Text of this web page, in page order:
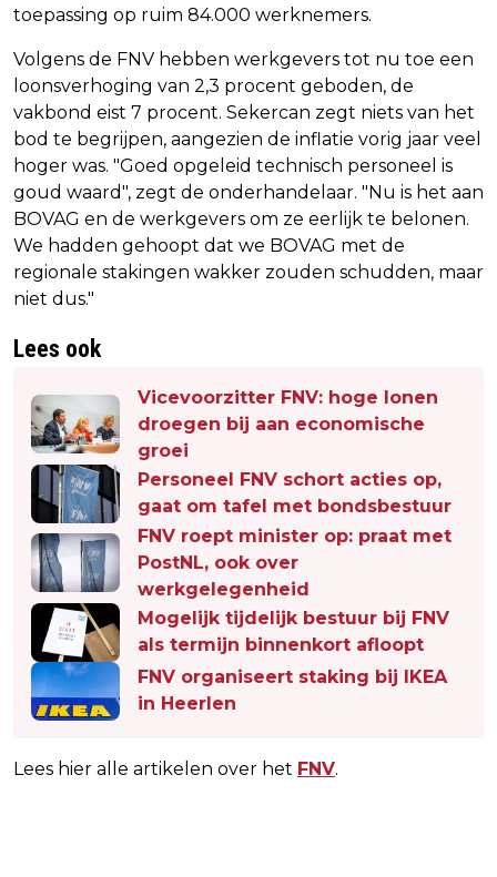
toepassing op ruim 84.000 werknemers.
Volgens de FNV hebben werkgevers tot nu toe een
loonsverhoging van 2,3 procent geboden, de
vakbond eist 7 procent. Sekercan zegt niets van het
bod te begrijpen, aangezien de inflatie vorig jaar veel
hoger was. "Goed opgeleid technisch personeel is
goud waard", zegt de onderhandelaar. "Nu is het aan
BOVAG en de werkgevers om ze eerlijk te belonen.
We hadden gehoopt dat we BOVAG met de
regionale stakingen wakker zouden schudden, maar
niet dus."
Lees ook
Vicevoorzitter FNV: hoge lonen
droegen bij aan economische
groei
Personeel FNV schort acties op,
gaat om tafel met bondsbestuur
FNV roept minister op: praat met
PostNL, ook over
werkgelegenheid
Mogelijk tijdelijk bestuur bij FNV
als termijn binnenkort afloopt
FNV organiseert staking bij IKEA
in Heerlen
Lees hier alle artikelen over het FNV.